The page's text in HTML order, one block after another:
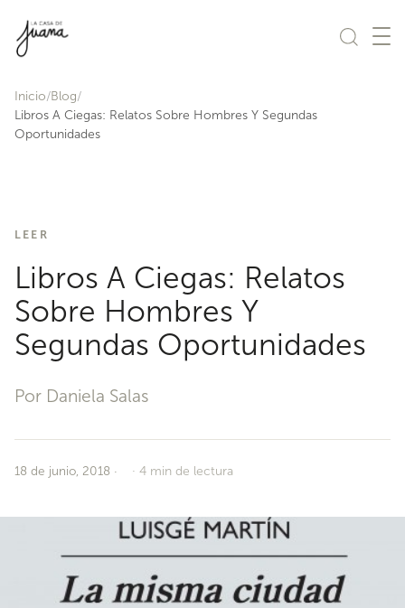
Inicio Blog
Libros A Ciegas: Relatos Sobre Hombres Y Segundas
Oportunidades
LEER
Libros A Ciegas: Relatos
Sobre Hombres Y
Segundas Oportunidades
Por Daniela Salas
18 de junio, 2018 · 4 min de lectura